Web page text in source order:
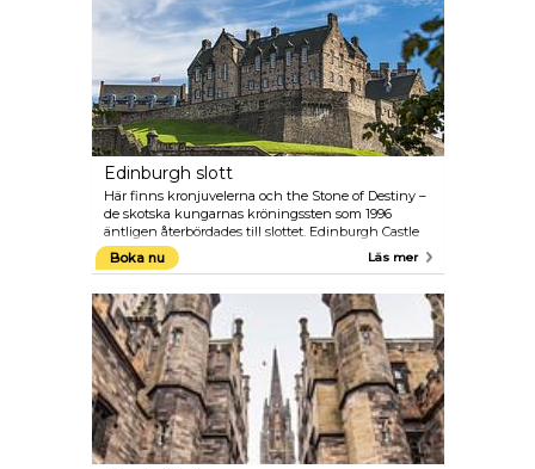
Edinburgh slott
Här finns kronjuvelerna och the Stone of Destiny –
de skotska kungarnas kröningssten som 1996
äntligen återbördades till slottet. Edinburgh Castle
besöks varje år av en miljon människor. Även om
slottets historiska betydelse utgör den starkaste
– utsikten över Edinburgh.
Boka nu Läs mer